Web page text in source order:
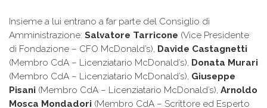
Insieme a lui entrano a far parte del Consiglio di
Amministrazione: Salvatore Tarricone (Vice Presidente
di Fondazione – CFO McDonald’s), Davide Castagnetti
(Membro CdA – Licenziatario McDonald’s), Donata Murari
(Membro CdA – Licenziatario McDonald’s), Giuseppe
Pisani (Membro CdA – Licenziatario McDonald’s), Arnoldo
Mosca Mondadori (Membro CdA – Scrittore ed Esperto